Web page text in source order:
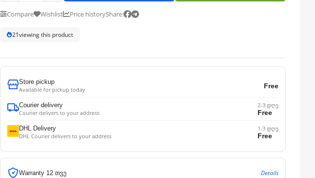
Compare Wishlist Price historyShare:
22viewing this product
Store pickup
Available for pickup today
Free
Courier delivery
Courier delivers to your address
2-3 დღე
Free
DHL Delivery
DHL Courier delivers to your address
1-3 დღე
Free
Warranty 12 თვე Details